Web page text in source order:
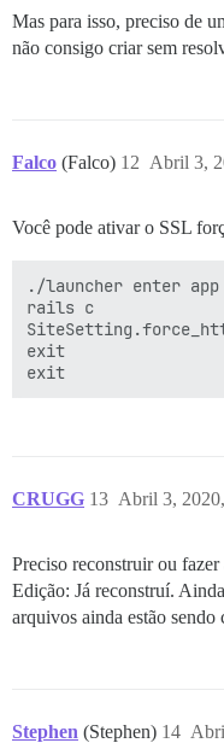
Mas para isso, preciso de
não consigo criar sem
Falco (Falco) Abril 3,
12
Você pode ativar o SSL
./launcher enter app
rails c
exit
CRUGG Abril 3,
13
Preciso reconstruir ou
Edição: Já reconstruí.
arquivos ainda estão
Stephen (Stephen) 14